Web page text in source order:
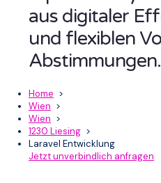
aus digitaler
und flexiblen
Abstimmungen.
Home >
Wien >
Wien >
1230 Liesing >
Laravel Entwicklung
Jetzt unverbindlich anfragen